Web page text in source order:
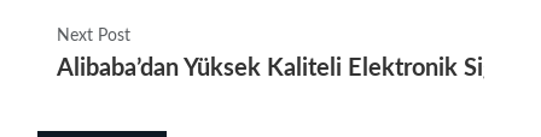
Next Post
Alibaba’dan Yüksek Kaliteli Elektronik Sigara